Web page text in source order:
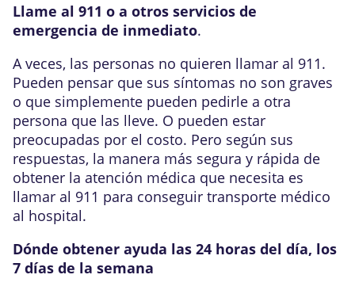
Llame al 911 o a otros servicios de
emergencia de inmediato.
A veces, las personas no quieren llamar al 911.
Pueden pensar que sus síntomas no son graves
o que simplemente pueden pedirle a otra
persona que las lleve. O pueden estar
preocupadas por el costo. Pero según sus
respuestas, la manera más segura y rápida de
obtener la atención médica que necesita es
llamar al 911 para conseguir transporte médico
al hospital.
Dónde obtener ayuda las 24 horas del día, los
7 días de la semana